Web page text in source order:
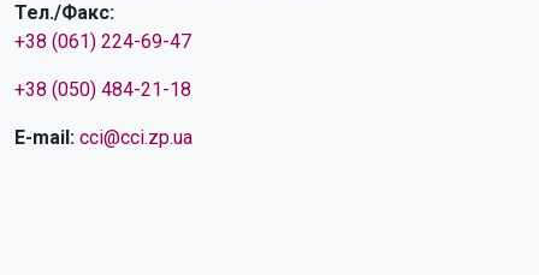
Тел./Факс:
+38 (061) 224-69-47
+38 (050) 484-21-18
E-mail: cci@cci.zp.ua